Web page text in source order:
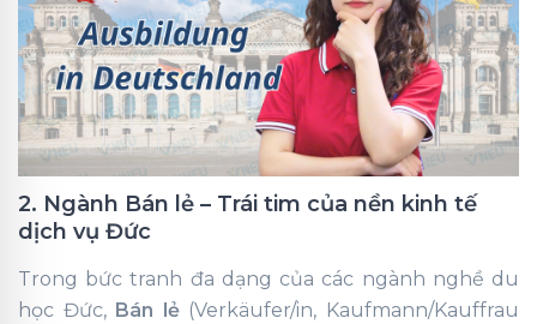
2. Ngành Bán lẻ – Trái tim của nền kinh tế
dịch vụ Đức
Trong bức tranh đa dạng của các ngành nghề du
học Đức, Bán lẻ(Verkäufer/in, Kaufmann/Kauffrau